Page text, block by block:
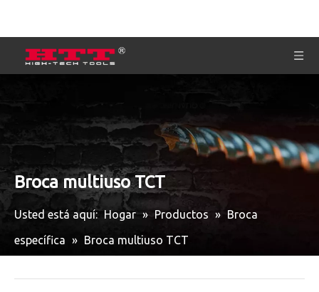
Broca multiuso TCT
Usted está aquí: Hogar » Productos » Broca
específica » Broca multiuso TCT